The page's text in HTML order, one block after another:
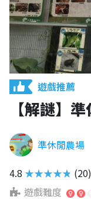
遊戲推薦
【解謎】
準休閒農場
4.8 ★★★★★ (20)
遊戲難度